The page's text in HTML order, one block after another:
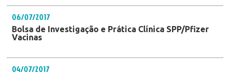
06/07/2017
Bolsa de Investigação e Prática Clínica SPP/Pfizer
Vacinas
04/07/2017